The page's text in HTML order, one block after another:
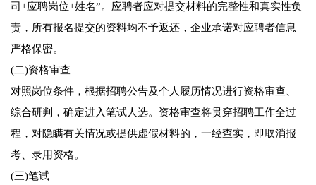
司+应聘岗位+姓名”。应聘者应对提交材料的完整性和真实性负
责，所有报名提交的资料均不予返还，企业承诺对应聘者信息
严格保密。
(二)资格审查
对照岗位条件，根据招聘公告及个人履历情况进行资格审查、
综合研判，确定进入笔试人选。资格审查将贯穿招聘工作全过
程，对隐瞒有关情况或提供虚假材料的，一经查实，即取消报
考、录用资格。
(三)笔试